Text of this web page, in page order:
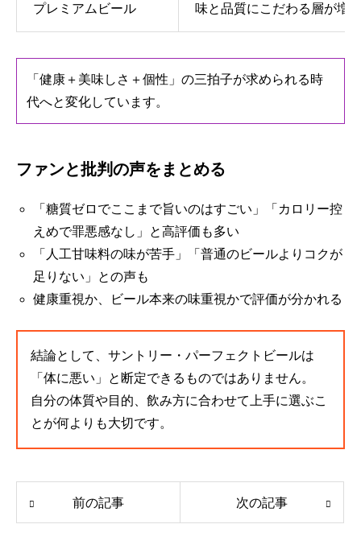
プレミアムビール 味と品質にこだわる層が増
「健康＋美味しさ＋個性」の三拍子が求められる時
代へと変化しています。
ファンと批判の声をまとめる
「糖質ゼロでここまで旨いのはすごい」「カロリー控
えめで罪悪感なし」と高評価も多い
「人工甘味料の味が苦手」「普通のビールよりコクが
足りない」との声も
健康重視か、ビール本来の味重視かで評価が分かれる
結論として、サントリー・パーフェクトビールは
「体に悪い」と断定できるものではありません。
自分の体質や目的、飲み方に合わせて上手に選ぶこ
とが何よりも大切です。
前の記事 次の記事